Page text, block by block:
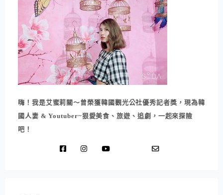
嗨！我是艾蜜莉關～曾榮獲韓國觀光公社優秀記者獎，現為韓
國人妻 & Youtuber~狠愛美食、旅遊、追劇，一起來探險
吧！